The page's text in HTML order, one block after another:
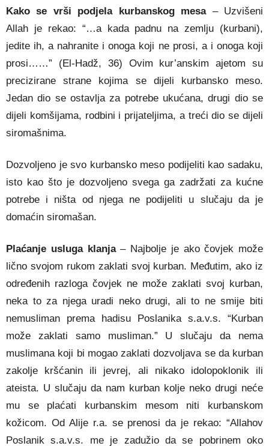
Kako se vrši podjela kurbanskog mesa– Uzvišeni
Allah je rekao: “…a kada padnu na zemlju (kurbani),
jedite ih, a nahranite i onoga koji ne prosi, a i onoga koji
prosi……” (El-Hadž, 36) Ovim kur’anskim ajetom su
precizirane strane kojima se dijeli kurbansko meso.
Jedan dio se ostavlja za potrebe ukućana, drugi dio se
dijeli komšijama, rodbini i prijateljima, a treći dio se dijeli
siromašnima.
Dozvoljeno je svo kurbansko meso podijeliti kao sadaku,
isto kao što je dozvoljeno svega ga zadržati za kućne
potrebe i ništa od njega ne podijeliti u slučaju da je
domaćin siromašan.
Plaćanje usluga klanja– Najbolje je ako čovjek može
lično svojom rukom zaklati svoj kurban. Međutim, ako iz
određenih razloga čovjek ne može zaklati svoj kurban,
neka to za njega uradi neko drugi, ali to ne smije biti
nemusliman prema hadisu Poslanika s.a.v.s. “Kurban
može zaklati samo musliman.” U slučaju da nema
muslimana koji bi mogao zaklati dozvoljava se da kurban
zakolje kršćanin ili jevrej, ali nikako idolopoklonik ili
ateista. U slučaju da nam kurban kolje neko drugi neće
mu se plaćati kurbanskim mesom niti kurbanskom
kožicom. Od Alije r.a. se prenosi da je rekao: “Allahov
Poslanik s.a.v.s. me je zadužio da se pobrinem oko